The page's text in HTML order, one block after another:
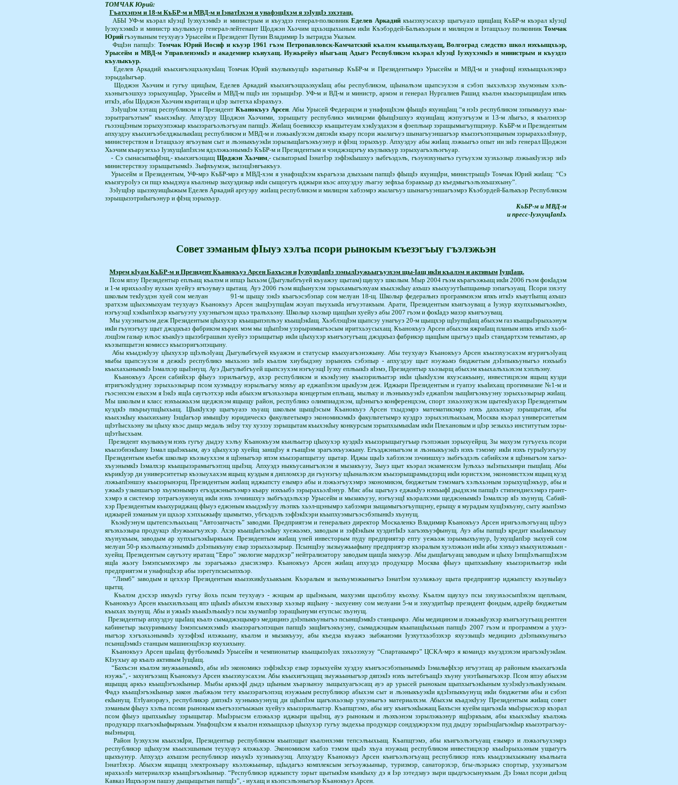
ТОМЧАК Юрий:
Гъатхэпэм и 18-м КъБР-м и МВД-м и IэнатIэхэм я унафэщI­хэм я зэIущIэ зэхэтащ.
АБЫ УФ-м къэрал кIуэцI Iуэху­хэм­кIэ и министрым и къуэдзэ генерал-полковник Еделев Аркадийкъызэхуэсахэр щыгъуазэ щищIащ КъБР-м къэрал ­кIуэцI
IуэхухэмкIэ и министр къулы­къур генерал-лейтенант Що­джэн Хьэчим щхьэщыхыным икIи Къэбэрдей-Балъкъэрым и милицэм и Iэтащхьэу полковникТомчак
Юрийгъэу­вы­ным теухуауэ Урысейм и Пре­зидент Путин Владимир Iэ зытридза Указым.
ФщIэн папщIэ: Томчак Юрий Иосиф и къуэр 1961 гъэм Петропавловск-Камчатский къалэм къыщалъхуащ, Волгоград следствэ школ нэхъыщхьэр,
Урысейм и МВД-м Управле­нэм­кIэ и академиер къиухащ. ­Иу­жь­­­рейуэ иIыгъащ Адыгэ Рес­публикэм къэрал кIуэцI Iуэху­хэмкIэ и министрым и къуэ­дзэ
къулыкъур.
Еделев Аркадий къыхигъэщ­хьэ­­хукIащ Томчак Юрий къу­лы­къущIэ къратыныр КъБР-м и Пре­зидентымрэ Урысейм и МВД-м и унафэщI нэхъыщхьэ­хэм­рэ
зэрыдаIыгъар.
Щоджэн Хьэчим и гугъу щи­щIым, Еделев Аркадий къыхи­гъэ­щхьэхукIащ абы республикэм, щIыналъэм щыпсэухэм я сэ­бэп зыхэлъхэр хъумэным хэлъ­
хьэныгъэшхуэ зэрыхуи­щIар, Урысейм и МВД-м пщIэ ин зэ­рыщиIэр. УФ-м и ВД-м и министр, армэм и генерал Нурга­лиев Рашид къалэн къызэрыщищIам ипкъ
иткIэ, абы Щоджэн Хьэ­чим къритащ и цIэр зытетха кIэрахъуэ.
ЗэIущIэм хэтащ республикэм и Президент Къанокъуэ Арсен. Абы Урысей Федерацэм и уна­фэщI­хэм фIыщIэ яхуищIащ “я нэIэ республикэм зэпымыууэ къы­
зэрытрагъэтым” къыхэ­кIыу. Апхуэдэу Щоджэн Хьэчими, зэрыщыту республикэ ми­ли­цэми фIыщIэшхуэ яхуищIащ жэпуэгъуэм и 13-м лIыгъэ, я къа­лэнхэр
гъэзэщIэным зэры­хуэ­пэжыр къызэрагъэлъэ­гъуам­ папщIэ. ЖиIащ боевикхэр къащытеуам хэкIуэдахэм я фэеплъыр зэращымыгъупщэнур. КъБР-м и Президентым
апхуэдэу къыхигъэбелджылы­кIащ республикэм и МВД-м и лэ­жьакIуэхэм дяпэкIи къару псори жылагъуэ шынагъуэнша­гъэр къызэгъэпэщыным зэры­ра­хьэлIэнур,
министерствэм и Iэтащхьэу ягъэувам сыт и лъэ­ны­къуэкIи зэрызыщIагъэкъуэнур и фIэщ зэрыхъур. Апхуэдэу абы жиIащ лэжьыгъэ опыт ин зиIэ генерал Щоджэн
Хьэчим къарузехьэ IуэхущIа­пIэ­хэм­ ядэлэжьэнымкIэ КъБР-м и Президентым и чэнджэщэгъу къулыкъур зэрыхуагъэлъэгъуар.
- Сэ сынасыпыфIэщ,- къыхи­гъэ­щащЩоджэн Хьэчим,- сы­зы­пэрыкI IэнатIэр зэфIэкIы­ш­хуэ зыбгъэдэлъ, гъэунэхуны­гъэ­ гугъухэм хуэхьэзыр лэжьа­кIуэ­­хэр зиIэ
министерствэу зэ­­рыщытымкIэ. Зыфхъумэж, зы­зэщIэвгъакъуэ.
Урысейм и Президентым, УФ-мрэ КъБР-мрэ я МВД-хэм я уна­фэщI­хэм кърагъэза дзыхьым пап­щIэ фIыщIэ яхуищIри, ми­нист­рыщIэ Томчак Юрий жи­Iащ: “Сэ
къызгуроIуэ си пщэ къы­дэхуа къалэныр зыхуэди­зыр­ икIи сыщогугъ иджыри къэс апхуэдэу лъагэу зефхьа бэ­ракъыр дэ къедмыгъэлъэхъшэхыну”.
ЗэIущIэр щызэхуищIыжым Еде­лев Аркадий аргуэру жи­Iащ республикэм и милицэм хабзэмрэ жылагъуэ шына­гъуэн­шагъэмрэ Къэбэрдей-Балъкъэр Республикэм
зэры­щы­зэтриIыгъэнур и фIэщ зэрыхъур.
КъБР-м и МВД-м
и пресс-IуэхущIапIэ.
Совет зэманым фIыуэ хэлъа псори рынокым къезэгъыу гъэлэжьэн
Мэрем кIуам КъБР-м и Президент Къанокъуэ Арсен Бахъсэн и IуэхущIапIэ зэмылIэужьыгъуэхэм щы-Iащ икIи къалэм и активым IущIащ.
Псом япэу Президентыр еплъащ къалэм и ипщэ Iыхьэм (Дыгулыбгъуей къуа­жэу щытам) щаухуэ школым. Мыр 2004 гъэм къра­гъэ­жьащ икIи 2006 гъэм фокIадэм
и 1-м ирихьэлIэу яухын хуейуэ ягъэувауэ щытащ. Ауэ 2006 гъэм ящIы­ну­хэм зэрыхамыгъэхуам къы­хэкIыу ахъшэ къыхуэу­тIып­щыныр зэпагъэуащ. Псори зэхэту
школым те­кIуэ­­дэн хуей сом мелуан
91-м щыщу зэкIэ къагъэсэбэпар сом мелуан 18-щ. Школыр федеральнэ программэхэм япкъ иткIэ къаутIыпщ ахъшэ
зратхэм щIыхэмы­хуам теухуауэ Къанокъуэ Арсен зыщIэупщIам жэуап пыу­хыкIа игъуэтакъым. Арати, Президентым къигъэуващ а Iуэхур яхупхымыгъэкIмэ,
нэгъуэщI хэкIыпIэхэр къа­гъуэту ухуэныгъэм щхьэ тралъ­хьэну. Школыр хьэзыр щащIын хуейуэ абы 2007 гъэм и фокIадэ мазэр къи­гъэуващ.
Мы ухуэныгъэм деж Пре­зи­дентым цIыхухэр къыщыпэплъэу къыщIэкIащ. Хьэб­лэ­щIэм щыпсэу унагъуэ 20-м щыщхэр щIэупщIащ абы­хэм газ къащыIэры­хьэ­нум
икIи гъунэгъуу щыт джэд­къаз фабрикэм кърих мэм мы щIыпIэм узэрыримы­гъэсым иритхьэусыхащ. Къа­но­къуэ Арсен абыхэм яжри­Iащ планым ипкъ иткIэ хьэб­
лэ­щIэм газыр илъэс къакIуэ щызэбграшын хуейуэ зэры­щы­тыр икIи цIыхухэр къи­гъэ­­гугъащ джэдкъаз фабрикэр щащIым щыгъуэ щыIэ стан­дартхэм темытамэ, ар
къэ­зыпщытэн комиссэ къы­зэ­ригъэпэщыну.
Абы къыдэкIуэу цIыхухэр щIэлъэIуащ Дыгулыбгъуей къуажэм и статусыр къыхуа­гъэнэжыну. Абы теухуауэ Къанокъуэ Арсен къызэхуэсахэм ягуригъэIуащ
мыбы щыпсэухэм я дежкIэ республикэ мыхьэнэ зиIэ къалэм хиубыдэну зэрынэхъ сэбэпыр - апхуэдэу щыт нэу­жьмэ бюджетым дэIэпы­къу­ны­гъэ нэхъыбэ
къыхахы­ным­кIэ Iэмалхэр щыIэнущ. Ауэ Дыгулыбгъуей щыпсэухэм нэгъуэщI Iуэху еплъыкIэ яIэмэ, Президентыр хьэзырщ абыхэм къыхалъхьэхэм хэплъэну.
Къанокъуэ Арсен сабийхэр фIыуэ зэрилъагъур, ахэр республикэм и къэкIуэну къызэрилъытэр икIи цIыкIухэм яхуэ­сакъыну, инвестицэхэм ящыщ куэди
ятригъэкIуэ­дэ­ну зэрыхьэзырыр псом хуэ­мы­дэу нэрылъагъу мэхъу ар еджапIэхэм щыкIуэм деж. Иджыри Президентым и гуа­пэу къаIихащ прогимназие №1-м и
гъэсэнхэм езыхэм я IэкIэ ящIа саугъэтхэр икIи абыхэм ягъэхьэзыра концертым еплъащ, мылъку и лъэ­ны­къуэкIэ еджапIэм зы­щIи­гъэ­къуэну зэрыхьэзырыр жиIащ.
Мы школым и класс нэ­хъыжьхэм щеджэхэм ящы­­щу район, республикэ олим­пиадэхэм, щIэныгъэ кон­ференцхэм, спорт зэхьэзэхуэхэм щытекIуахэр Президентым
куэдкIэ пкърыуп­щIы­хьащ. ЦIыкIухэр щы­гъуазэ хъуащ школым щы­щIэ­­сым Къанокъуэ Арсен тхы­дэмрэ математикэмрэ нэхъ дахьэхыу зэрыщытам, абы
къыхэкIыу къыхихыну IэщIагъэр имыщIэу юридическэ факультетымрэ эконо­ми­кэмкIэ факультетымрэ куэдрэ зэрыхэплъыхьам, Москва къэрал университетым
щIэтIысхьэну зы цIыху къэс дыщэ медаль зиIэу тху хуэзэу зэрыщытам къыхэ­кIыу конкурсым зэрыпхы­мы­кIам икIи Плехановым и цIэр зезыхьэ институтым зэ­ры­­
щIэтIысхьам.
Президент къулыкъум нэхъ гугъу дыдэу хэлъу Къано­къуэм къилъытэр цIыхухэр куэдкIэ къызэрыщыгугъыр гъэпэжын зэрыхуейрщ. Зы махуэм гугъуехь псори
къы­зэб­нэкIыну Iэмал щыIэ­къым, ауэ цIыхухэр хуейщ зан­щIэу я гъащIэм зрагъэ­хъуэ­жыну. Егъэджэныгъэм и лъэ­ныкъуэкIэ нэхъ тэмэму икIи нэхъ гурыIуэгъуэу
Пре­зи­дентым къебж школыр къэзыуххэм я щIэныгъэр япэм къызэрапщытэу щытар. Иджы щыIэ хабзэхэм зэ­чиишхуэ зыбгъэдэлъ сабийхэм я щIэныгъэм хагъэ­
хъуэ­нымкIэ Iэмалхэр къы­щы­зэрамыгъэпэщ щыIэщ. Апхуэдэ ныкъусаныгъэхэм я мызакъуэу, Зыуэ щыт къэрал экзаменхэм Iулъхьэ зыIэ­пы­хынри пыщIащ. Абы
къри­кIуэр ди университетыр къэ­зыухахэм ящыщ куэдым я дипломхэр ди гъунэгъу щIыналъэхэм къызэрыщрамыдзэрщ икIи юристхэм, экономистхэм ящыщ куэд
лэжьапIэншэу къызэрынэрщ. Президентым жиIащ иджыпсту езымрэ абы и лэжьэгъухэмрэ экономикэм, бюджетым тэмэмагъ хэлъ­хьэ­ным зэрыхущIэкъур, абы и
ужькIэ узыншагъэр хъумэнымрэ егъэджэныгъэмрэ къа­­ру нэхъыбэ зэрыра­хьэ­лIэ­нур. Мис абы щыгъуэ еджа­кIуэ нэхъыфI дыдэхэм пап­щIэ стипендиехэмрэ грант­
хэм­рэ я системэр зэтрагъэу­вэ­нущ икIи нэхъ зэчиишхуэ зыбгъэдэлъхэр Урысейм и мызакъуэу, нэгъуэщI къэ­рал­хэми щеджэнымкIэ Iэ­мал­хэр яIэ хъунущ. Сабий­
хэр­ Президентым къыхури­джащ фIыуэ еджэным къы­дэ­кIуэу лъэпкъ хьэл-щэнымрэ хабзэмри зыщамыгъэ­гъуп­щэну, ерыщу я мурадым хущIэкъуну, сыту жы­пIэ­мэ
иджырей зэманым уи щхьэр хэпхыжыфу щымытмэ, убгъэдэлъ зэфIэкIхэри къып­хуэмыгъэсэбэпынкIэ хъунущ.
КъэкIуэнум щытепсэлъыхьащ “Автозапчасть” заводми. Предприятэм и генеральнэ директор Москаленкэ Вла­димир Къанокъуэ Арсен ири­гъэлъэгъуащ щIэуэ
ягъэхьэзыра продукцэ лIэужьы­гъуэхэр. Ахэр къыщIагъэ­кIыу хуежьэмэ, заводым и зэ­фIэкIым хуэдитIкIэ хагъэ­хъуэ­фынущ. Ауэ абы папщIэ кредит къыIамыхыу
хъуну­къым, заводым ар хупхыгъэ­кIыркъым. Президентым жиIащ уней инвесторым пу­ду предприятэр епту уе­жьэж­ зэрымыхъунур, Iуэху­щIа­пIэр зыхуей сом
мелуан 50-р къэлъыхъуэнымкIэ дэIэ­пы­къуну езыр зэрыхьэзырыр. ПсынщIэу зызыужьы­фы­ну предприятэр къэралым хуэлэжьэн икIи абы хэхъуэ къыхуилэжьын ­
хуейщ. Президентым саугъэ­ту иратащ “Евро” экологие мар­дэхэр” нейтрализатору за­водым щащIа закъуэр. Абы дыщIагъуащ заводым и цIыху IэпщIэлъапщIэхэм
ящIа жьэгу Iэмэпсымэхэмрэ лы зэрагъажьэ дзасэхэмрэ. Къанокъуэ Арсен жиIащ апхуэдэ продукцэр Москва фIы­уэ щыпхыкIыну къызэ­ри­лъытэр икIи
предприятэм и унафэщIхэр абы зэрегуп­сы­сыпхъэр.
“Лимб” заводым и цеххэр Президентым къызэхикIу­хьа­къым. Къэралым и зы­хъумэжыныгъэ IэнатIэм хуэ­лажьэу щыта предприятэр иджыпсту къэувыIауэ
щытщ.
Къалэм дэсхэр икъукIэ гугъу йохь псым теухуауэ - жэ­щым ар щыIэкъым, ма­хуэ­ми щызэблэу къохъу. Къалэм щаухуэ псы зэхуэхьэ­сы­пIэ­хэм щеплъым,
Къанокъуэ Арсен къыхилъхьащ япэ щIы­кIэ абыхэм языхэзыр хьэ­зыр ящIыну - зыхуеину сом мелуани 5-м и зэхуэди­тIыр президент фондым, адрейр бюджетым
къыхах хъунущ. Абы и ужькIэ къыкIэ­лъы­кIуэ псы хъумапIэр зэра­щIы­нуми егупсыс хъунущ.
Президентыр апхуэдэу щыIащ къалэ сымаджэщымрэ медицинэ дэIэпыкъуныгъэ псынщIэмкIэ станцымрэ. Абы медицинэм и лэжьакIуэхэр къигъэгугъащ рентген
кабинетыр зыхуримыкъу IэмэпсымэхэмкIэ къызэрагъэпэщын папщIэ защIигъэкъуэну, сымаджэщым къыпащIыхьын пап­щIэ 2007 гъэм и программэм а ухуэ­
ныгъэр хэгъэхьэнымкIэ ху­зэфIэкI илэжьыну, къалэм и мызакъуэу, абы къедза къуажэ зыбжанэми Iуэхутхьэбзэхэр яхуэ­зыщIэ медицинэ дэIэпыкъуныгъэ
псынщIэмкIэ станцым машинэ­щIэхэр яхухихыну.
Къанокъуэ Арсен щыIащ футболымкIэ Урысейм и чемпионатыр къыщызэIуах зэхьэзэхуэу “Спартакымрэ” ЦСКА-мрэ я командэ къуэдзэхэм ирагъэ­кIуэ­кIам.
КIэухыу ар къалэ активым IущIащ.
“Бахъсэн къалэм зиужьыным­кIэ, абы иIэ экономикэ зэфIэкI­хэр езыр зэрыхуейм хуэдэу къи­гъэсэбэпынымкIэ IэмалыфIхэр игъуэтащ ар районым къыхагъэ­кIа
нэужь”, - захуигъэзащ Къанокъуэ Арсен къызэхуэсахэм. Абы къыхигъэщащ зыужьыныгъэр дяпэкIэ нэхъ зытебгъа­щIэ хъуну унэтIыныгъэхэр. Псом япэу абыхэм
ящыщщ аркъэ къыщIэгъэкIыныр. Мыбы аркъэфI дыдэ щIыным хъарзынэу зыщыхуагъэсащ ауэ ар урысей рынокым щыпхыгъэкIыным хуэIэ­кIуэлъакIуэкъым.
Фадэ къы­щIэгъэкIыныр закон лъабжьэм тету къызэрагъэпэщ нэужьым республикэр абыхэм сыт и лъэныкъуэкIи ядэIэпыкъунущ икIи бюджетми абы и сэбэп
екIынущ. ЕтIуанэрауэ, республикэр дяпэкIэ хуэныкъуэнущ ди щIыпIэм щагъэхьэзыр ухуэныгъэ материалхэм. Абыхэм къадэкIуэу Президентым жиIащ совет
зэманым фIыуэ хэлъа псоми рынокым къегъэзэгъыжын хуейуэ къызэрилъытэр. Къапщтэмэ, абы игу къигъэкIыжащ Бахъсэн куейм щагъэкIа мыIэрысэхэр къэрал
псом фIыуэ щыпхыкIыу зэрыщытар. МыIэрысэм елэжьхэр ­иджыри щыIэщ, ауэ рынокым и лъэхъэнэм зэрылэжьэнур ящIэр­къым, абы къыхэкIыу къалэжь
продукцэр пхагъэкIыфыркъым. УнафэщIхэм я къалэн нэхъыщ­хьэр цIыхухэр гугъу зыдехьа продукцэр сондэджэрхэм пуд дыдэу зэрыIэщIагъэкIыр къызэтрагъэу­
выIэнырщ.
Район Iуэхухэм къыхэкIри, Президентыр республикэм къыпэщыт къалэнхэми тепсэлъыхьащ. Къапщтэмэ, абы къигъэлъэгъуащ езымрэ и лэжьэгъухэмрэ
республикэр щIыхуэм къыхэшыным теухуауэ ялэжьхэр. Экономикэм хабзэ тэмэм щыIэ хъуа нэужьщ республикэм инвестицэхэр къы­Iэрыхьэным ущыгугъ
щыхъу­нур. Апхуэдэ ахъшэм республикэр икъукIэ хуэныкъуэщ. Апхуэдэу Къанокъуэ Арсен къигъэлъэ­гъуащ республикэр нэхъ къыдэзыхыжыну къалъыта
IэнатIэхэр. Абыхэм ящыщщ электрокъару къэлэжьыныр, щIыдагъэ комплексым зегъэужьыныр, туризмэр, санаторэхэр, бгы-лъэрыжэ спортыр, ухуэныгъэм
ирахьэлIэ материалхэр къыщIэгъэкIыныр. “Республикэр иджыпсту зэрыт щытыкIэм къикIыху дэ я Iэр зэтедзауэ зыри щыдгъэсынукъым. Дэ Iэмал псори диIэщ
Кавказ Ищхъэрэм пашэу дыщыщытын папщIэ”, - иухащ и къэпсэлъэныгъэр Къанокъуэ Арсен.